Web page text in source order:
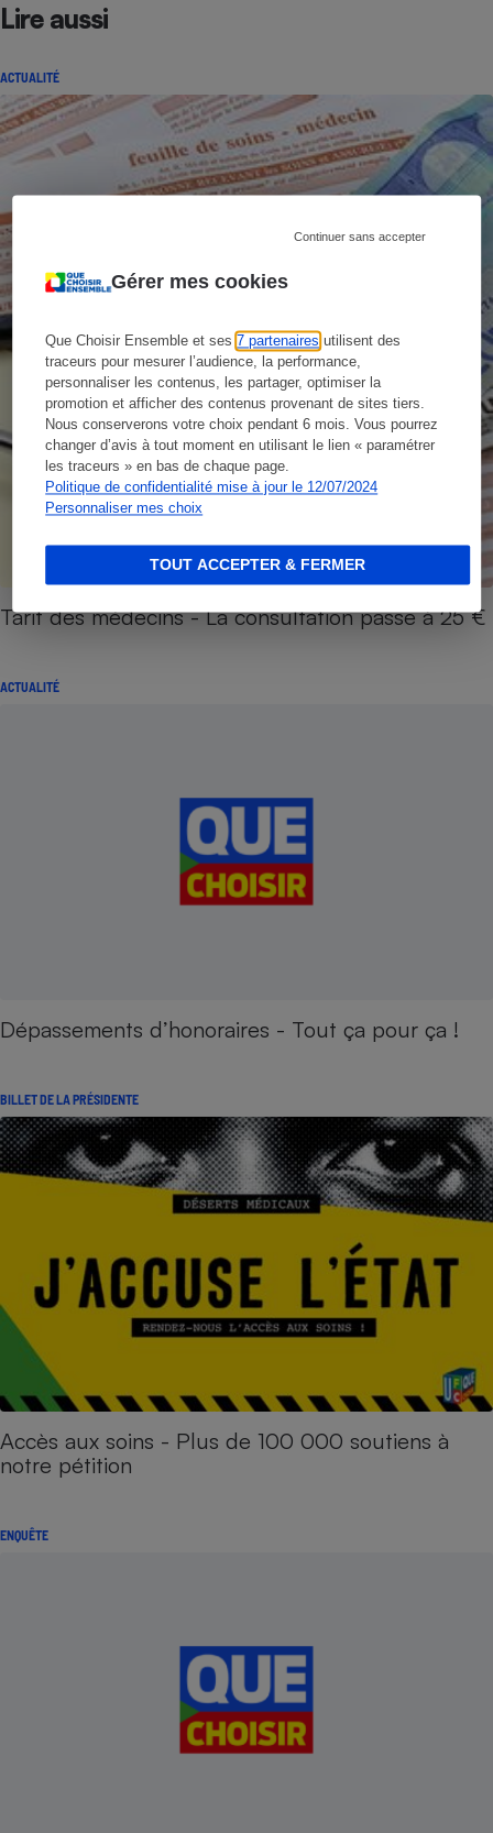
Gérer mes cookies
Que Choisir Ensemble et ses7 partenaires utilisent des
traceurs pour mesurer l’audience, la performance,
personnaliser les contenus, les partager, optimiser la
promotion et afficher des contenus provenant de sites tiers.
Nous conserverons votre choix pendant 6 mois. Vous pourrez
changer d’avis à tout moment en utilisant le lien « paramétrer
les traceurs » en bas de chaque page.
Politique de confidentialité mise à jour le 12/07/2024
Personnaliser mes choix
Continuer sans accepter
TOUT ACCEPTER & FERMER
Lire aussi
ACTUALITÉ
Tarif des médecins - La consultation passe à 25 €
ACTUALITÉ
Dépassements d’honoraires - Tout ça pour ça !
BILLET DE LA PRÉSIDENTE
Accès aux soins - Plus de 100 000 soutiens à
notre pétition
ENQUÊTE